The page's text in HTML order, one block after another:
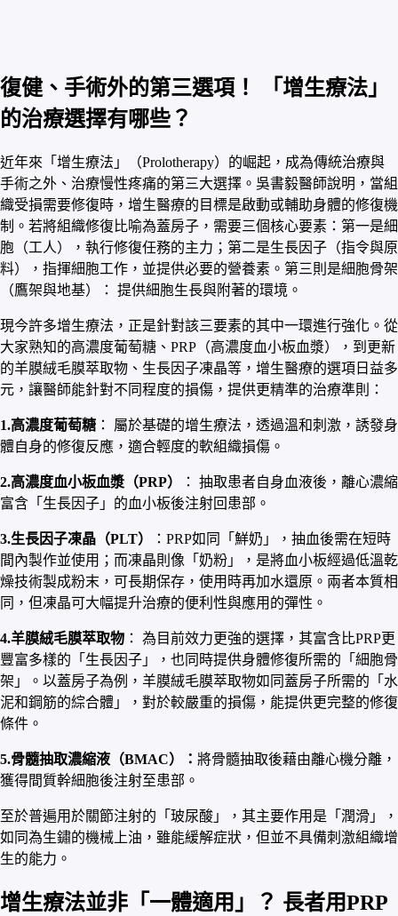
復健、手術外的第三選項！ 「增生療法」
的治療選擇有哪些？
近年來「增生療法」（Prolotherapy）的崛起，成為傳統治療與
手術之外、治療慢性疼痛的第三大選擇。吳書毅醫師說明，當組
織受損需要修復時，增生醫療的目標是啟動或輔助身體的修復機
制。若將組織修復比喻為蓋房子，需要三個核心要素：第一是細
胞（工人），執行修復任務的主力；第二是生長因子（指令與原
料），指揮細胞工作，並提供必要的營養素。第三則是細胞骨架
（鷹架與地基）： 提供細胞生長與附著的環境。
現今許多增生療法，正是針對該三要素的其中一環進行強化。從
大家熟知的高濃度葡萄糖、PRP（高濃度血小板血漿），到更新
的羊膜絨毛膜萃取物、生長因子凍晶等，增生醫療的選項日益多
元，讓醫師能針對不同程度的損傷，提供更精準的治療準則：
1.高濃度葡萄糖 ： 屬於基礎的增生療法，透過溫和刺激，誘發身
體自身的修復反應，適合輕度的軟組織損傷。
2.高濃度血小板血漿（PRP）
： 抽取患者自身血液後，離心濃縮
富含「生長因子」的血小板後注射回患部。
3.生長因子凍晶（PLT）
：PRP如同「鮮奶」，抽血後需在短時
間內製作並使用；而凍晶則像「奶粉」，是將血小板經過低溫乾
燥技術製成粉末，可長期保存，使用時再加水還原。兩者本質相
同，但凍晶可大幅提升治療的便利性與應用的彈性。
4.羊膜絨毛膜萃取物 ： 為目前效力更強的選擇，其富含比PRP更
豐富多樣的「生長因子」，也同時提供身體修復所需的「細胞骨
架」。以蓋房子為例，羊膜絨毛膜萃取物如同蓋房子所需的「水
泥和鋼筋的綜合體」，對於較嚴重的損傷，能提供更完整的修復
條件。
5.骨髓抽取濃縮液（BMAC）： 將骨髓抽取後藉由離心機分離，
獲得間質幹細胞後注射至患部。
至於普遍用於關節注射的「玻尿酸」，其主要作用是「潤滑」，
如同為生鏽的機械上油，雖能緩解症狀，但並不具備刺激組織增
生的能力。
增生療法並非「一體適用」？ 長者用PRP